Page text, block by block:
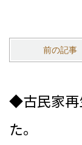
前の記事
◆古民家再
た。